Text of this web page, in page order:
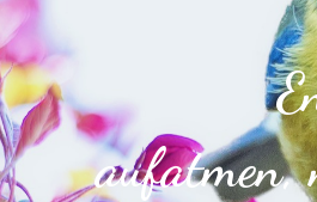
aufatmen,